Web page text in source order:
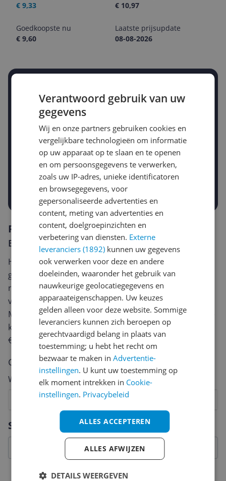
€ 9,33
€ 10,97
Goedkoopste nu
€ 9,60
Laatste prijsupdate
08-08-2026
Krijg een seintje zodra de prijs zakt
Gewenste daling of bedrag
-5% -10% -15%
Gewenste prijs
€
Prijsalert aanzetten
Specificaties
Belangrijkste kenmerken
Reviews
Er zijn nog geen reviews geschreven
Heb jij dit product in bezit en wil je graag je mening
geven? Start dan hieronder met het schrijven van je
review. Afhankelijk van de details duurt het schrijven
van een review gemiddeld tussen de 3 en 10 minuten.
Met jouw mening help je andere bezoekers een betere
keuze te maken én maak je iedere maand kans op
€250,-!
Klik hier voor de actievoorwaarden.
Cijfer
Welk cijfer geef jij dit product?
6
5
4
3
2
Vraag 1 van 4
Verantwoord gebruik van uw
gegevens
Wij en onze partners gebruiken cookies en
vergelijkbare technologieën om informatie
op uw apparaat op te slaan en te openen
en om persoonsgegevens te verwerken,
zoals uw IP-adres, unieke identificatoren
en browsegegevens, voor
gepersonaliseerde advertenties en
content, meting van advertenties en
content, doelgroepinzichten en
verbetering van diensten. Externe
leveranciers (1892) kunnen uw gegevens
ook verwerken voor deze en andere
doeleinden, waaronder het gebruik van
nauwkeurige geolocatiegegevens en
apparaateigenschappen. Uw keuzes
gelden alleen voor deze website. Sommige
leveranciers kunnen zich beroepen op
gerechtvaardigd belang in plaats van
toestemming; u hebt het recht om
bezwaar te maken inAdvertentie-
instellingen. U kunt uw toestemming op
elk moment intrekken in Cookie-
instellingen. Privacybeleid
ALLES ACCEPTEREN
ALLES AFWIJZEN
DETAILS WEERGEVEN